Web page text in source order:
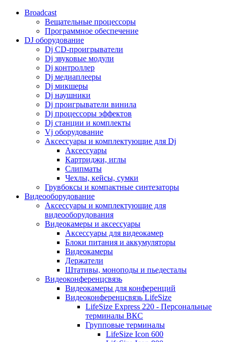
Broadcast
Вещательные процессоры
Программное обеспечение
DJ оборудование
Dj CD-проигрыватели
Dj звуковые модули
Dj контроллер
Dj медиаплееры
Dj микшеры
Dj наушники
Dj проигрыватели винила
Dj процессоры эффектов
Dj станции и комплекты
Vj оборудование
Аксессуары и комплектующие для Dj
Аксессуары
Картриджи, иглы
Слипматы
Чехлы, кейсы, сумки
Грувбоксы и компактные синтезаторы
Видеооборудование
Аксессуары и комплектующие для
видеооборудования
Видеокамеры и аксессуары
Аксессуары для видеокамер
Блоки питания и аккумуляторы
Видеокамеры
Держатели
Штативы, моноподы и пьедесталы
Видеоконференцсвязь
Видеокамеры для конференций
Видеоконференцсвязь LifeSize
LifeSize Express 220 - Персональные
терминалы ВКС
Групповые терминалы
LifeSize Icon 600